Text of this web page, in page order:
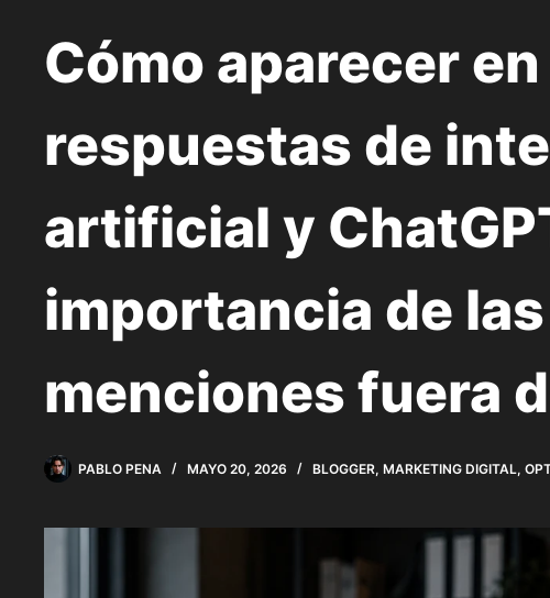
Cómo aparecer en
respuestas de
artificial y
importancia de las
menciones fuera
PABLO PENA MAYO 20, 2026 BLOGGER, MARKETING DIGITAL,